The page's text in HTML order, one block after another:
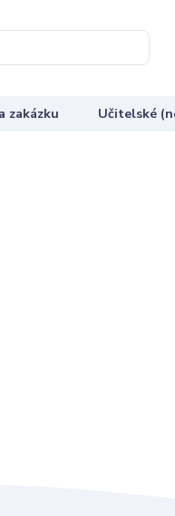
zakázku Učitelské